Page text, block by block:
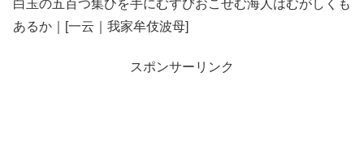
白玉の五百つ集ひを手にむすびおこせむ海人はむがしくも
あるか｜[一云｜我家牟伎波母]
スポンサーリンク